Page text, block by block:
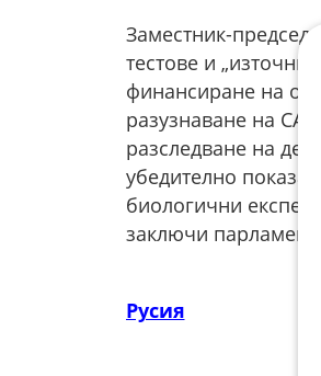
Заместник-
тестове и
финансиране на
разузнаване на
разследване на
убедително
биологични
заключи
Русия